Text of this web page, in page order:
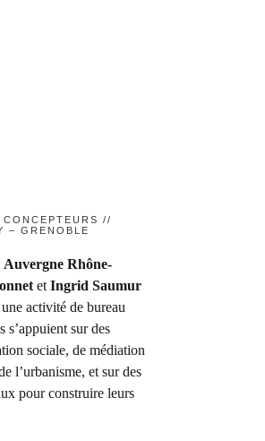
CONCEPTEURS //
– GRENOBLE
Auvergne Rhône-
et Ingrid Saumur
activité de bureau
s’appuient sur des
sociale, de médiation
l’urbanisme, et sur des
pour construire leurs